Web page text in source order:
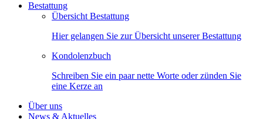
Bestattung
Übersicht Bestattung
Hier gelangen Sie zur Übersicht unserer Bestattung
Kondolenzbuch
Schreiben Sie ein paar nette Worte oder zünden Sie
eine Kerze an
Über uns
News & Aktuelles